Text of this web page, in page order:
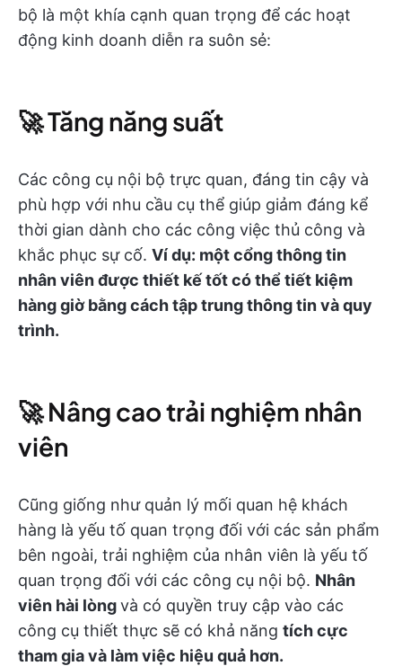
bộ là một khía cạnh quan trọng để các hoạt
động kinh doanh diễn ra suôn sẻ:
🚀 Tăng năng suất
Các công cụ nội bộ trực quan, đáng tin cậy và
phù hợp với nhu cầu cụ thể giúp giảm đáng kể
thời gian dành cho các công việc thủ công và
khắc phục sự cố. Ví dụ: một cổng thông tin
nhân viên được thiết kế tốt có thể tiết kiệm
hàng giờ bằng cách tập trung thông tin và quy
trình.
🚀 Nâng cao trải nghiệm nhân
viên
Cũng giống như quản lý mối quan hệ khách
hàng là yếu tố quan trọng đối với các sản phẩm
bên ngoài, trải nghiệm của nhân viên là yếu tố
quan trọng đối với các công cụ nội bộ. Nhân
viên hài lòngvà có quyền truy cập vào các
công cụ thiết thực sẽ có khả năng tích cực
tham gia và làm việc hiệu quả hơn.